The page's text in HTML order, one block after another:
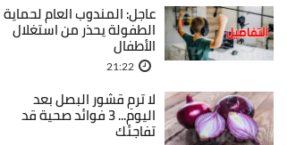
عاجل: المندوب العام لحماية
الطفولة يحذر من استغلال
الأطفال
21:22
لا ترمِ قشور البصل بعد
اليوم... 3 فوائد صحية قد
تفاجئك